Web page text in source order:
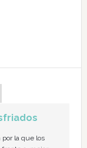
por la que los